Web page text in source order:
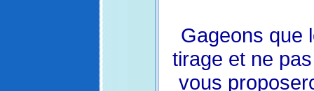
Gageons que
tirage et ne
vous